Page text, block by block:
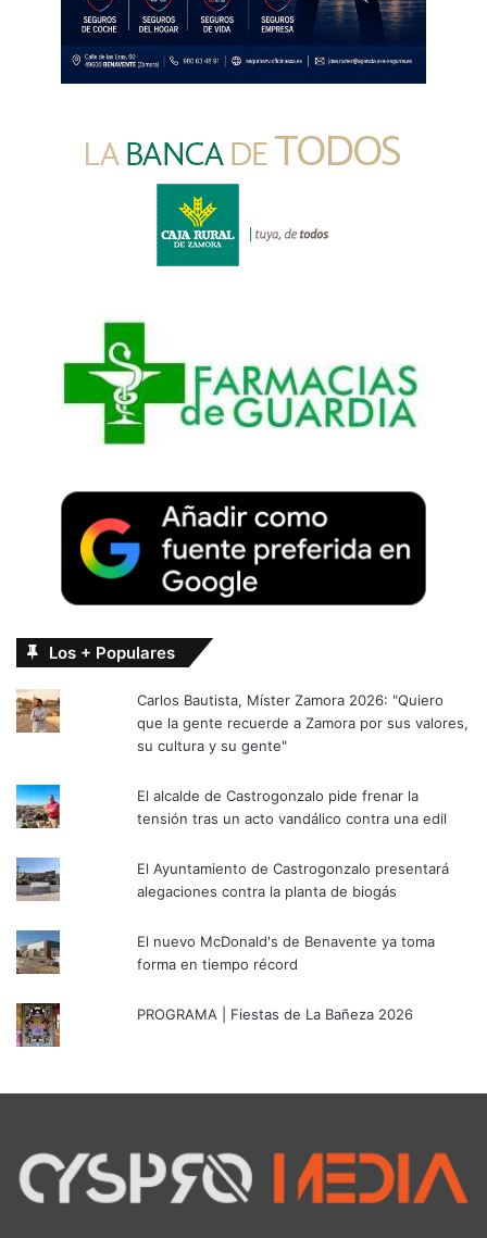
Los + Populares
Carlos Bautista, Míster Zamora 2026: "Quiero
que la gente recuerde a Zamora por sus valores,
su cultura y su gente"
El alcalde de Castrogonzalo pide frenar la
tensión tras un acto vandálico contra una edil
El Ayuntamiento de Castrogonzalo presentará
alegaciones contra la planta de biogás
El nuevo McDonald's de Benavente ya toma
forma en tiempo récord
PROGRAMA | Fiestas de La Bañeza 2026